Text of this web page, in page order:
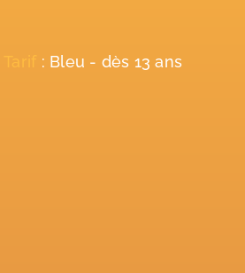
: Bleu - dès 13 ans